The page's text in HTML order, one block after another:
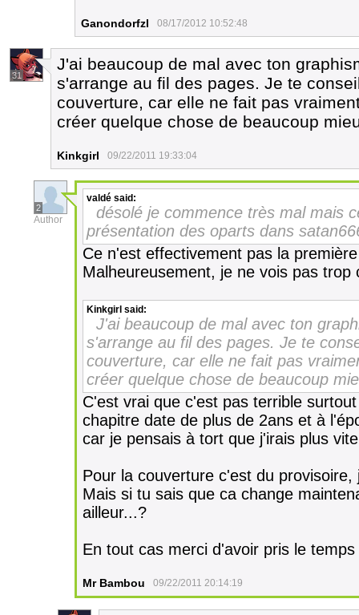
Ganondorfzl 08/17/2012 10:52:48
31
J'ai beaucoup de mal avec ton
s'arrange au fil des pages. Je te
couverture, car elle ne fait pas
créer quelque chose de beaucoup
Kinkgirl 09/22/2011 19:33:04
2
Author
valdé said:
désolé je commence très mal mais
présentation des oparts dans
Ce n'est effectivement pas la
Malheureusement, je ne vois pas trop
Kinkgirl said:
J'ai beaucoup de mal avec ton
s'arrange au fil des pages. Je te
couverture, car elle ne fait pas
créer quelque chose de beaucoup
C'est vrai que c'est pas terrible
chapitre date de plus de 2ans et à
car je pensais à tort que j'irais plus
Pour la couverture c'est du
Mais si tu sais que ca change
ailleur...?
En tout cas merci d'avoir pris le
Mr Bambou 09/22/2011 20:14:19